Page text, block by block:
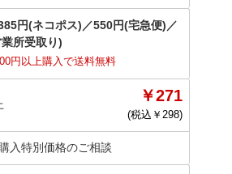
円(ネコポス) ／550円(宅急便) ／
所受取り)
円以上購入で送料無料
￥271
(税込￥ 298)
入特別価格のご相談